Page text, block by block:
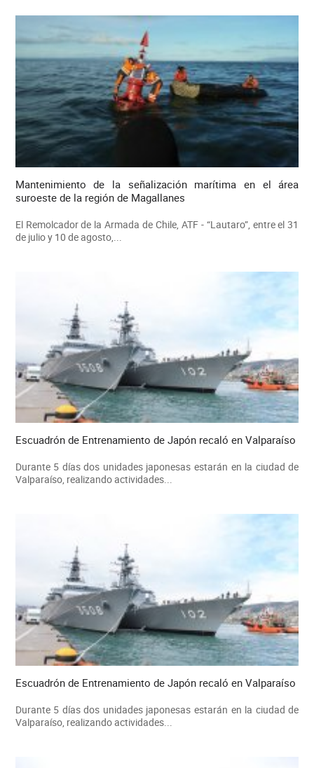
Mantenimiento de la señalización marítima en el área
suroeste de la región de Magallanes
El Remolcador de la Armada de Chile, ATF - “Lautaro”, entre el 31
de julio y 10 de agosto,...
Escuadrón de Entrenamiento de Japón recaló en Valparaíso
Durante 5 días dos unidades japonesas estarán en la ciudad de
Valparaíso, realizando actividades...
Escuadrón de Entrenamiento de Japón recaló en Valparaíso
Durante 5 días dos unidades japonesas estarán en la ciudad de
Valparaíso, realizando actividades...